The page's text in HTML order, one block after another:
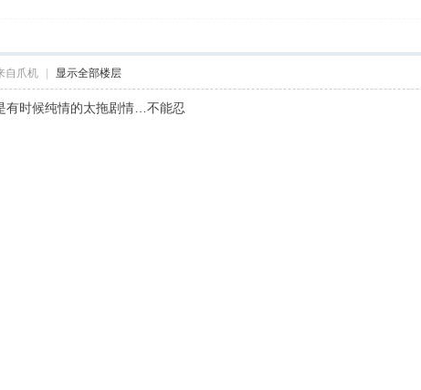
自爪机 显示全部楼层
有时候纯情的太拖剧情…不能忍